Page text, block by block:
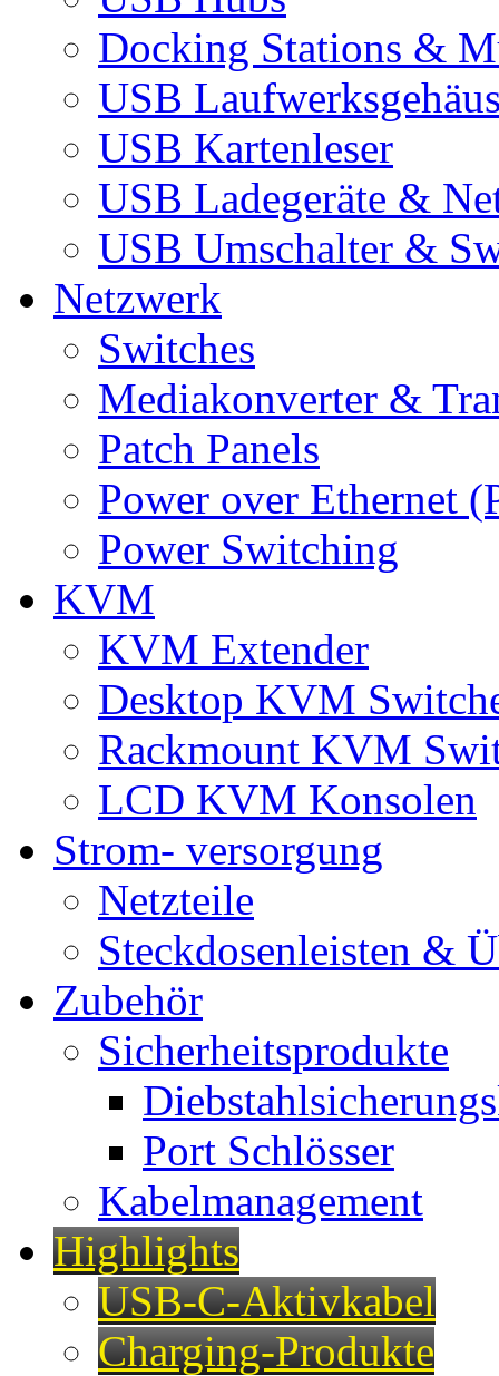
Docking Stations &
USB
USB Kartenleser
USB Ladegeräte &
USB Umschalter &
Netzwerk
Switches
Mediakonverter &
Patch Panels
Power over Ethernet
Power Switching
KVM
KVM Extender
Desktop KVM
Rackmount KVM
LCD KVM Konsolen
Strom- versorgung
Netzteile
Steckdosenleisten &
Zubehör
Sicherheitsprodukte
Port Schlösser
Kabelmanagement
Highlights
USB-C-Aktivkabel
Charging-Produkte